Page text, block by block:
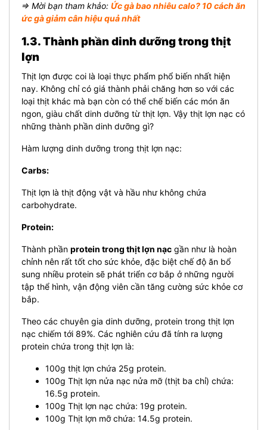
⇒ Mời bạn tham khảo: Ức gà bao nhiêu calo? 10 cách ăn
ức gà giảm cân hiệu quả nhất
1.3. Thành phần dinh dưỡng trong thịt
lợn
Thịt lợn được coi là loại thực phẩm phổ biến nhất hiện
nay. Không chỉ có giá thành phải chăng hơn so với các
loại thịt khác mà bạn còn có thể chế biến các món ăn
ngon, giàu chất dinh dưỡng từ thịt lợn. Vậy thịt lợn nạc có
những thành phần dinh dưỡng gì?
Hàm lượng dinh dưỡng trong thịt lợn nạc:
Carbs:
Thịt lợn là thịt động vật và hầu như không chứa
carbohydrate.
Protein:
Thành phần protein trong thịt lợn nạc gần như là hoàn
chỉnh nên rất tốt cho sức khỏe, đặc biệt chế độ ăn bổ
sung nhiều protein sẽ phát triển cơ bắp ở những người
tập thể hình, vận động viên cần tăng cường sức khỏe cơ
bắp.
Theo các chuyên gia dinh dưỡng, protein trong thịt lợn
nạc chiếm tới 89%. Các nghiên cứu đã tính ra lượng
protein chứa trong thịt lợn là:
100g thịt lợn chứa 25g protein.
100g Thịt lợn nửa nạc nửa mỡ (thịt ba chỉ) chứa:
16.5g protein.
100g Thịt lợn nạc chứa: 19g protein.
100g Thịt lợn mỡ chứa: 14.5g protein.